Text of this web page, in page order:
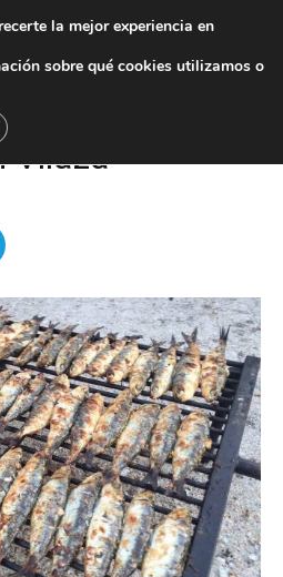
Vilaza
la mejor experiencia en
sobre qué cookies utilizamos o